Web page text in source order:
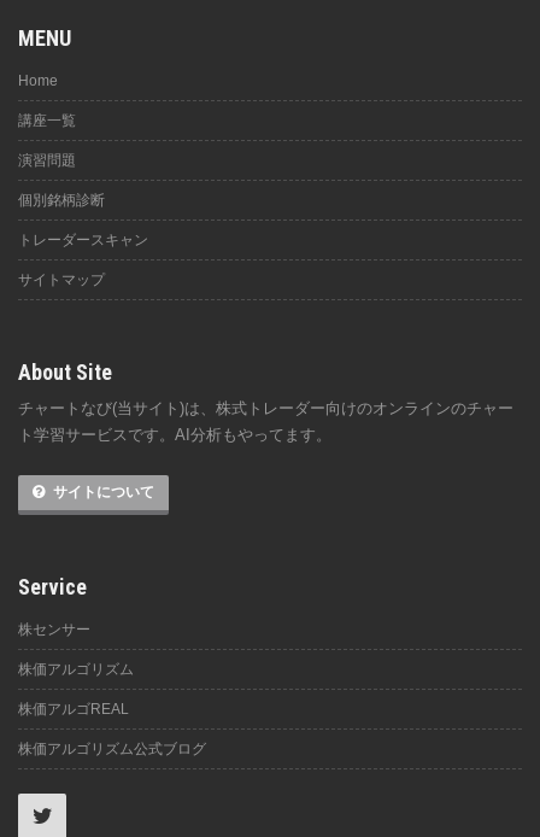
MENU
Home
講座一覧
演習問題
個別銘柄診断
トレーダースキャン
サイトマップ
About Site
チャートなび(当サイト)は、株式トレーダー向けのオンラインのチャー
ト学習サービスです。AI分析もやってます。
サイトについて
Service
株センサー
株価アルゴリズム
株価アルゴREAL
株価アルゴリズム公式ブログ